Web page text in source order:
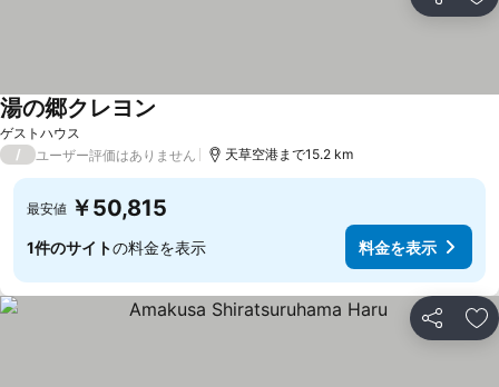
シェア お
ゲストハウス
湯の郷クレヨン
/ ユーザー評価はありません 天草空港まで15.2 km
最安値 ￥50,815
1件のサイトの料金を表示 料金を表示
シェア お